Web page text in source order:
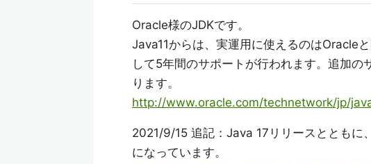
Oracle様のJDKです。
Java11からは、実運用に使えるのはOracle
して5年間のサポートが行われます。追加
ります。
http://www.oracle.com/technetwork/jp/
2021/9/15 追記：Java 17リリースとともに
になっています。